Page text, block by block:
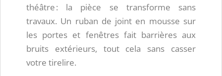
théâtre : la pièce se transforme sans
travaux. Un ruban de joint en mousse sur
les portes et fenêtres fait barrières aux
bruits extérieurs, tout cela sans casser
votre tirelire.